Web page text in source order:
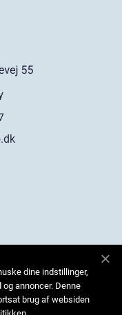
dine indstillinger,
annoncer. Denne
brug af websiden